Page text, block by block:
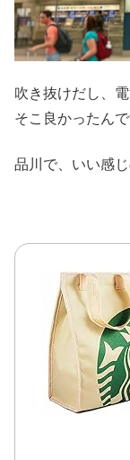
吹き抜けだし、
そこ良かったんで
品川で、いい感